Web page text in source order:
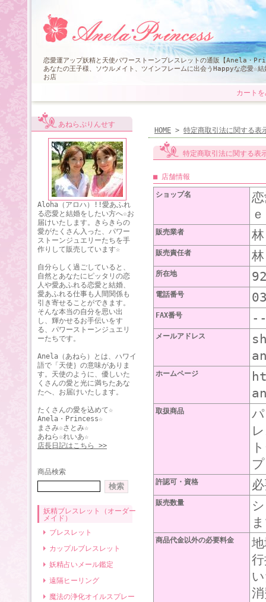
恋愛運アップ妖精と天使パワーストーンブレスレットの通販【Anela・
あなたの王子様、ソウルメイト、ツインフレームに出会うHappyな恋愛☆
お店
カート
あねらぷりんせす
Aloha（アロハ）!!愛あふれ
る恋愛と結婚をしたい方へ☆お
届けいたします。きらきらの
愛がたくさん入った、パワー
ストーンジュエリーたちを手
作りして販売しています☆
自分らしく過ごしていると、
自然とあなたにピッタリの恋
人や愛あふれる恋愛と結婚、
愛あふれる仕事も人間関係も
引き寄せることができます。
そんな本当の自分を思い出
し、輝かせるお手伝いをす
る、パワーストーンジュエリ
ーたちです。
Anela（あねら）とは、ハワイ
語で「天使｝の意味がありま
す。天使のように、優しいた
くさんの愛と光に満ちたあな
たへ、お届けいたします。
たくさんの愛を込めて☆
Anela・Princess☆
まさみ☆さとみ☆
あねら☆れいあ☆
店長日記はこちら >>
商品検索
妖精ブレスレット（オーダー
メイド）
ブレスレット
カップルブレスレット
妖精占いメール鑑定
遠隔ヒーリング
魔法の浄化オイルスプレー
HOME > 特定商取引法に関する表
特定商取引法に関する表
■ 店舗情報
ショップ名
販売業者
販売責任者
所在地
電話番号
FAX番号
メールアドレス
ホームページ
取扱商品
許認可・資格
販売数量
商品代金以外の必要料金